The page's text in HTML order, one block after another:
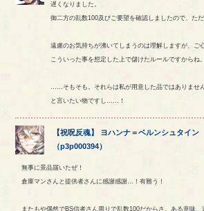
遅くなりました。
御二方の乱数100及びご要望を確認しましたので、た
遠慮のお気持ちが沸いてしまうのは理解しますが、ご
こういった事を想定した上で儲けたルールですからね。
……そもそも。それらは私が用意した品ではありませ
と言いたい物ですし……！
【祝呪反魂】 ヨハンナ＝ベルンシュタイン
（p3p000394）
無事に景品届いたぜ！
倉庫マンさんと提供者さんに感謝感謝…！有難う！
またもや偶然でBS信者さん周りで乱数100だからさ。ある意味